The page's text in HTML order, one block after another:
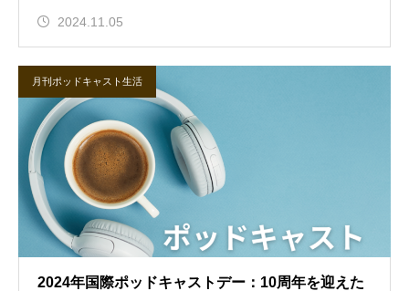
2024.11.05
月刊ポッドキャスト生活
2024年国際ポッドキャストデー：10周年を迎えた